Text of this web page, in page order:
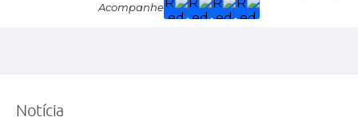
Acompanhe
Notícia